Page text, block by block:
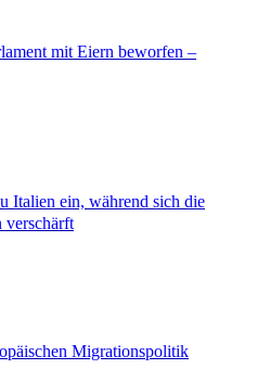
mit Eiern beworfen –
Italien ein, während sich die
verschärft
Migrationspolitik